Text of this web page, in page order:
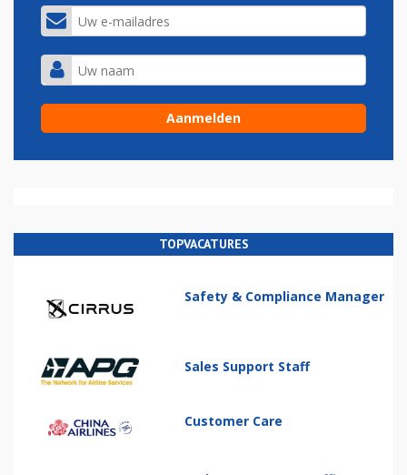
TOPVACATURES
Safety & Compliance Manager
Sales Support Staff
Customer Care